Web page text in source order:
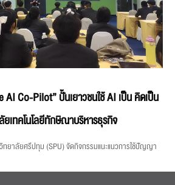
AI Co-Pilot” ปั้นเยาวชนใช้ AI เป็น คิดเป็น
เทคโนโลยีทักษิณาบริหารธุรกิจ
ทยาลัยศรีปทุม (SPU) จัดกิจกรรมแนะแนวการใช้ปัญญา